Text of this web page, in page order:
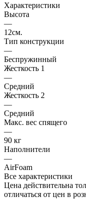
Характеристики
Высота
—
12см.
Тип конструкции
—
Беспружинный
Жесткость 1
—
Средний
Жесткость 2
—
Средний
Макс. вес спящего
—
90 кг
Наполнители
—
AirFoam
Все характеристики
Цена действительна
отличаться от цен в